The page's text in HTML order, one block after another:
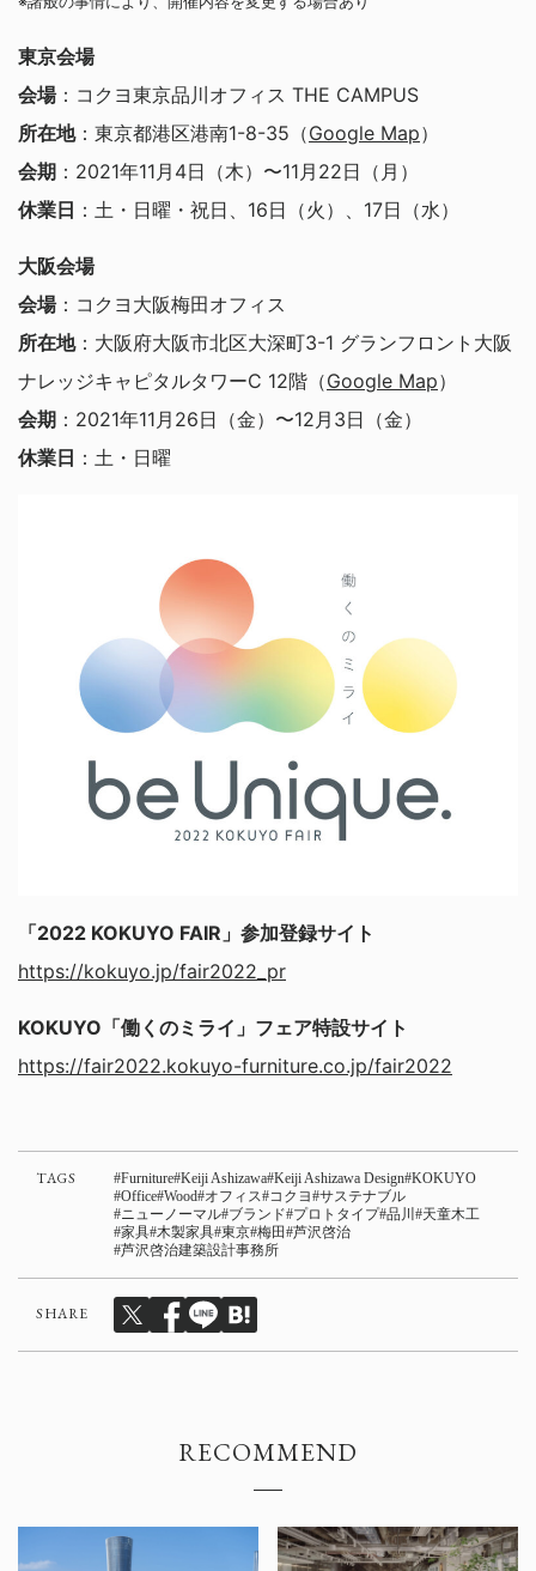
東京会場
会場：コクヨ東京品川オフィス THE CAMPUS
所在地：東京都港区港南1-8-35（Google Map）
会期 ：2021年11月4日（木）〜11月22日（月）
休業日 ：土・日曜・祝日、16日（火）、17日（水）
大阪会場
会場：コクヨ大阪梅田オフィス
所在地：大阪府大阪市北区大深町3-1 グランフロント大阪
ナレッジキャピタルタワーC 12階（Google Map）
会期 ：2021年11月26日（金）〜12月3日（金）
休業日 ：土・日曜
「2022 KOKUYO FAIR」参加登録サイト
https://kokuyo.jp/fair2022_pr
KOKUYO「働くのミライ」フェア特設サイト
https://fair2022.kokuyo-furniture.co.jp/fair2022
TAGS Furniture Keiji Ashizawa Keiji Ashizawa Design KOKUYO
Office Wood オフィス コクヨ サステナブル
ニューノーマル ブランド プロトタイプ 品川
天童木工
家具 木製家具 東京 梅田 芦沢啓治
芦沢啓治建築設計事務所
SHARE
RECOMMEND